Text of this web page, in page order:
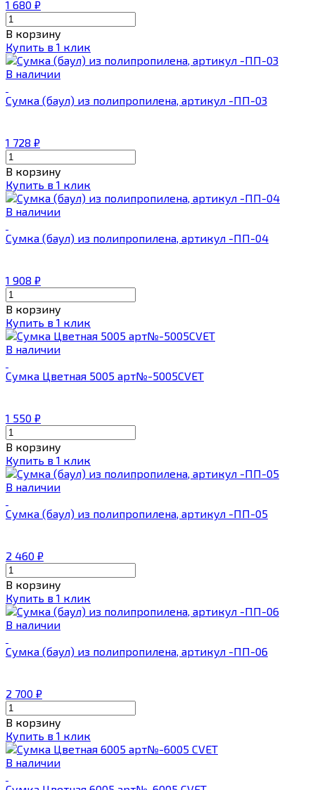
1 680 ₽
В корзину
Купить в 1 клик
В наличии
Сумка (баул) из полипропилена, артикул -ПП-03
1 728 ₽
В корзину
Купить в 1 клик
В наличии
Сумка (баул) из полипропилена, артикул -ПП-04
1 908 ₽
В корзину
Купить в 1 клик
В наличии
Сумка Цветная 5005 арт№-5005CVET
1 550 ₽
В корзину
Купить в 1 клик
В наличии
Сумка (баул) из полипропилена, артикул -ПП-05
2 460 ₽
В корзину
Купить в 1 клик
В наличии
Сумка (баул) из полипропилена, артикул -ПП-06
2 700 ₽
В корзину
Купить в 1 клик
В наличии